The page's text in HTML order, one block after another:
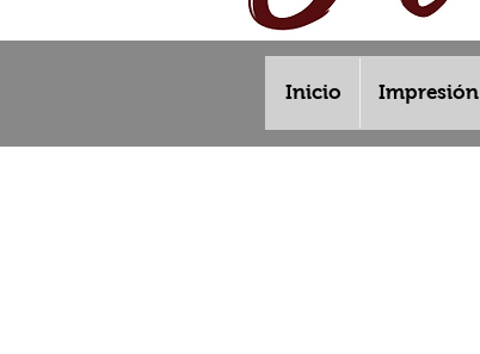
Inicio Impresión